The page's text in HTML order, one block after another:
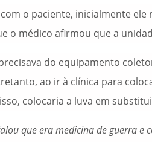
o paciente, inicialmente
o médico afirmou que a
do equipamento
ao ir à clínica para
colocaria a luva em
que era medicina de guerra e